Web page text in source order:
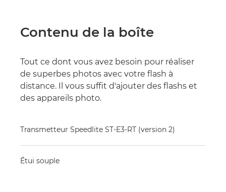
Contenu de la boîte
Tout ce dont vous avez besoin pour réaliser
de superbes photos avec votre flash à
distance. Il vous suffit d'ajouter des flashs et
des appareils photo.
Transmetteur Speedlite ST-E3-RT (version 2)
Étui souple